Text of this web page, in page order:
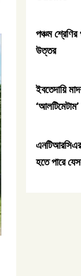
পঞ্চম শ্রেণির
উত্তর
ইবতেদায়ি
‘আলটিমেটাম’
হতে পারে